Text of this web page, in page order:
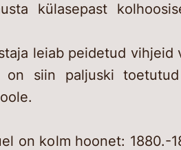
külasepast
leiab peidetud
on siin paljuski
on kolm hoonet: 1880.-